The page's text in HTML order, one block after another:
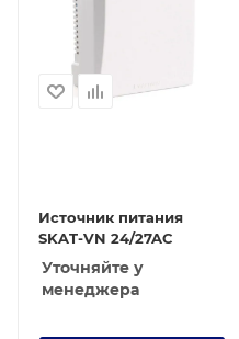
Источник питания
SKAT-VN 24/27AC
Уточняйте у
менеджера